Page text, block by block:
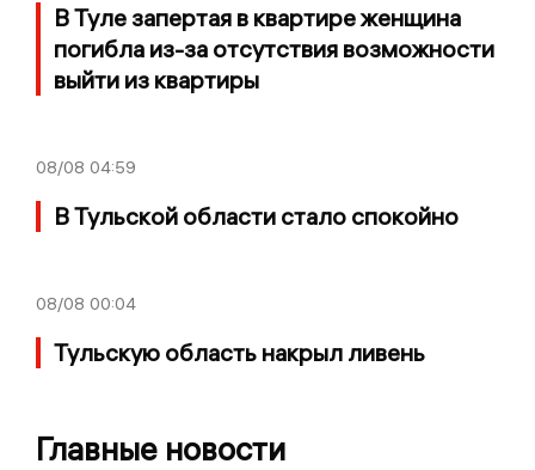
В Туле запертая в квартире женщина
погибла из-за отсутствия возможности
выйти из квартиры
08/08 04:59
В Тульской области стало спокойно
08/08 00:04
Тульскую область накрыл ливень
Главные новости